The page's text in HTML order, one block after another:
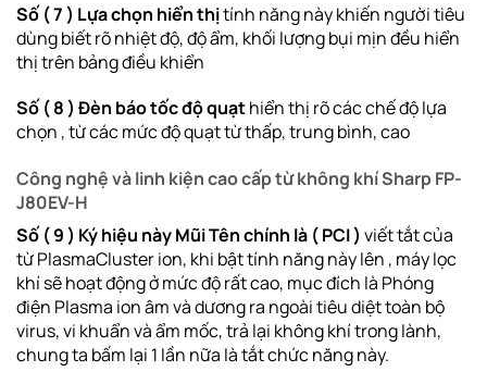
Số ( 7 ) Lựa chọn hiển thịtính năng này khiến người tiêu
dùng biết rõ nhiệt độ, độ ẩm, khối lượng bụi mịn đều hiển
thị trên bảng điều khiển
Số ( 8 ) Đèn báo tốc độ quạthiển thị rõ các chế độ lựa
chọn , từ các mức độ quạt từ thấp, trung bình, cao
Công nghệ và linh kiện cao cấp từ không khí Sharp FP-
J80EV-H
Số ( 9 ) Ký hiệu này Mũi Tên chính là ( PCI ) viết tắt của
từ PlasmaCluster ion, khi bật tính năng này lên , máy lọc
khí sẽ hoạt động ở mức độ rất cao, mục đích là Phóng
điện Plasma ion âm và dương ra ngoài tiêu diệt toàn bộ
virus, vi khuẩn và ẩm mốc, trả lại không khí trong lành,
chung ta bấm lại 1 lần nữa là tắt chức năng này.